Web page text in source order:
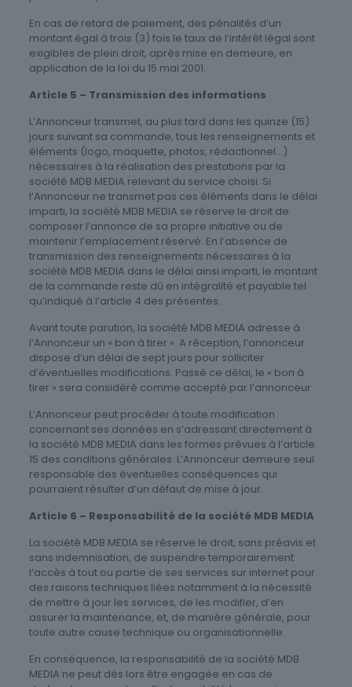
En cas de retard de paiement, des pénalités d’un
montant égal à trois (3) fois le taux de l’intérêt légal sont
exigibles de plein droit, après mise en demeure, en
application de la loi du 15 mai 2001.
Article 5 – Transmission des informations
L’Annonceur transmet, au plus tard dans les quinze (15)
jours suivant sa commande, tous les renseignements et
éléments (logo, maquette, photos, rédactionnel…)
nécessaires à la réalisation des prestations par la
société MDB MEDIA relevant du service choisi. Si
l’Annonceur ne transmet pas ces éléments dans le délai
imparti, la société MDB MEDIA se réserve le droit de
composer l’annonce de sa propre initiative ou de
maintenir l’emplacement réservé. En l’absence de
transmission des renseignements nécessaires à la
société MDB MEDIA dans le délai ainsi imparti, le montant
de la commande reste dû en intégralité et payable tel
qu’indiqué à l’article 4 des présentes.
Avant toute parution, la société MDB MEDIA adresse à
l’Annonceur un « bon à tirer ». A réception, l’annonceur
dispose d’un délai de sept jours pour solliciter
d’éventuelles modifications. Passé ce délai, le « bon à
tirer » sera considéré comme accepté par l’annonceur.
L’Annonceur peut procéder à toute modification
concernant ses données en s’adressant directement à
la société MDB MEDIA dans les formes prévues à l’article
15 des conditions générales. L’Annonceur demeure seul
responsable des éventuelles conséquences qui
pourraient résulter d’un défaut de mise à jour.
Article 6 – Responsabilité de la société MDB MEDIA
La société MDB MEDIA se réserve le droit, sans préavis et
sans indemnisation, de suspendre temporairement
l’accès à tout ou partie de ses services sur internet pour
des raisons techniques liées notamment à la nécessité
de mettre à jour les services, de les modifier, d’en
assurer la maintenance, et, de manière générale, pour
toute autre cause technique ou organisationnelle.
En conséquence, la responsabilité de la société MDB
MEDIA ne peut dès lors être engagée en cas de